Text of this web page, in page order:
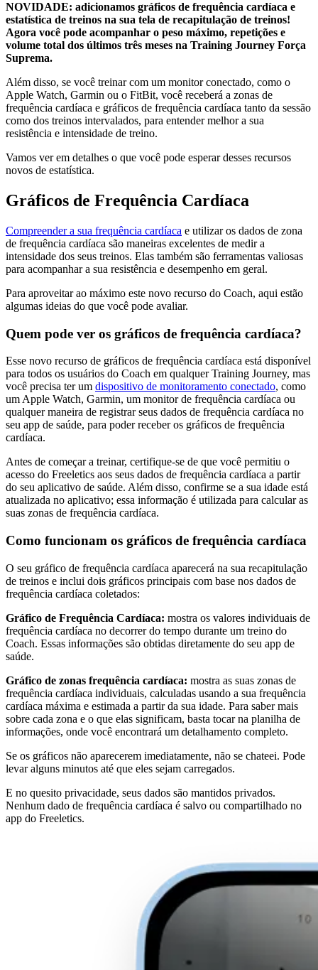
NOVIDADE: adicionamos gráficos de frequência cardíaca e
estatística de treinos na sua tela de recapitulação de treinos!
Agora você pode acompanhar o peso máximo, repetições e
volume total dos últimos três meses na Training Journey Força
Suprema.
Além disso, se você treinar com um monitor conectado, como o
Apple Watch, Garmin ou o FitBit, você receberá a zonas de
frequência cardíaca e gráficos de frequência cardíaca tanto da sessão
como dos treinos intervalados, para entender melhor a sua
resistência e intensidade de treino.
Vamos ver em detalhes o que você pode esperar desses recursos
novos de estatística.
Gráficos de Frequência Cardíaca
Compreender a sua frequência cardíaca e utilizar os dados de zona
de frequência cardíaca são maneiras excelentes de medir a
intensidade dos seus treinos. Elas também são ferramentas valiosas
para acompanhar a sua resistência e desempenho em geral.
Para aproveitar ao máximo este novo recurso do Coach, aqui estão
algumas ideias do que você pode avaliar.
Quem pode ver os gráficos de frequência cardíaca?
Esse novo recurso de gráficos de frequência cardíaca está disponível
para todos os usuários do Coach em qualquer Training Journey, mas
você precisa ter um dispositivo de monitoramento conectado, como
um Apple Watch, Garmin, um monitor de frequência cardíaca ou
qualquer maneira de registrar seus dados de frequência cardíaca no
seu app de saúde, para poder receber os gráficos de frequência
cardíaca.
Antes de começar a treinar, certifique-se de que você permitiu o
acesso do Freeletics aos seus dados de frequência cardíaca a partir
do seu aplicativo de saúde. Além disso, confirme se a sua idade está
atualizada no aplicativo; essa informação é utilizada para calcular as
suas zonas de frequência cardíaca.
Como funcionam os gráficos de frequência cardíaca
O seu gráfico de frequência cardíaca aparecerá na sua recapitulação
de treinos e inclui dois gráficos principais com base nos dados de
frequência cardíaca coletados:
Gráfico de Frequência Cardíaca: mostra os valores individuais de
frequência cardíaca no decorrer do tempo durante um treino do
Coach. Essas informações são obtidas diretamente do seu app de
saúde.
Gráfico de zonas frequência cardíaca: mostra as suas zonas de
frequência cardíaca individuais, calculadas usando a sua frequência
cardíaca máxima e estimada a partir da sua idade. Para saber mais
sobre cada zona e o que elas significam, basta tocar na planilha de
informações, onde você encontrará um detalhamento completo.
Se os gráficos não aparecerem imediatamente, não se chateei. Pode
levar alguns minutos até que eles sejam carregados.
E no quesito privacidade, seus dados são mantidos privados.
Nenhum dado de frequência cardíaca é salvo ou compartilhado no
app do Freeletics.